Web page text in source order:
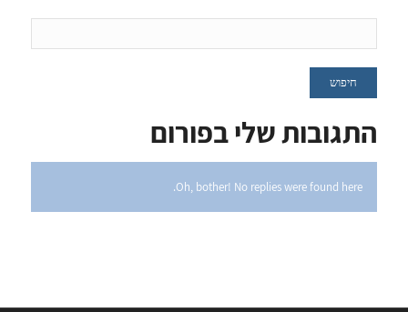
התגובות שלי בפורום
Oh, bother! No replies were found here.